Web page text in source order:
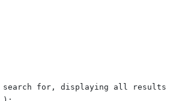
for, displaying all results